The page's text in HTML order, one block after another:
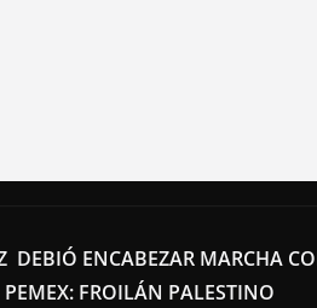
DEBIÓ ENCABEZAR MARCHA
FROILÁN PALESTINO